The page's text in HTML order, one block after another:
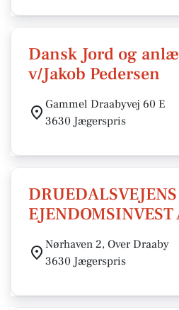
Dansk Jord og
v/Jakob Pedersen
Gammel Draabyvej 60 E
3630 Jægerspris
DRUEDALSVEJENS
EJENDOMSINVEST
Nørhaven 2, Over Draaby
3630 Jægerspris